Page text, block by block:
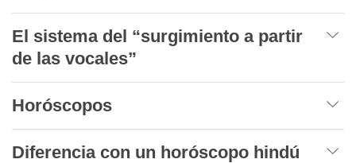
El sistema del “surgimiento a partir
de las vocales”
Horóscopos
Diferencia con un horóscopo hindú